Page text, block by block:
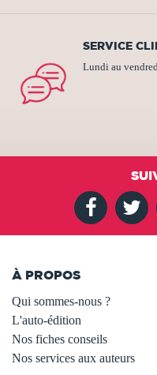
SERVICE
Lundi au
À PROPOS
Qui sommes-nous ?
L'auto-édition
Nos fiches conseils
Nos services aux auteurs